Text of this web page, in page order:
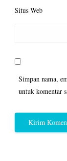
Situs Web
Simpan nama,
untuk komentar